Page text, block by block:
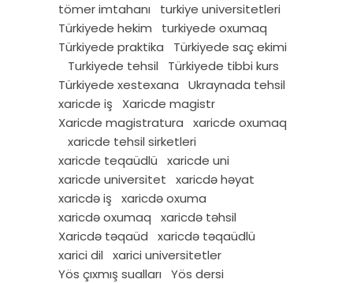
tömer imtahanı
turkiye universitetleri
Türkiyede hekim
turkiyede oxumaq
Türkiyede praktika
Türkiyede saç ekimi
Turkiyede tehsil
Türkiyede tibbi kurs
Türkiyede xestexana
Ukraynada tehsil
xaricde iş
Xaricde magistr
Xaricde magistratura
xaricde oxumaq
xaricde tehsil sirketleri
xaricde teqaüdlü
xaricde uni
xaricde universitet
xaricdə həyat
xaricdə iş
xaricdə oxuma
xaricdə oxumaq
xaricdə təhsil
Xaricdə təqaüd
xaricdə təqaüdlü
xarici dil
xarici universitetler
Yös çıxmış sualları
Yös dersi